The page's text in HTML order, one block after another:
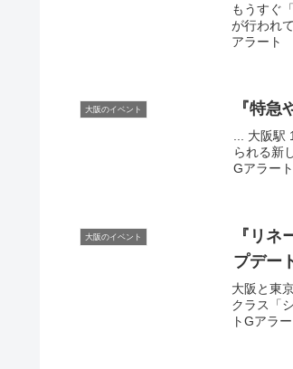
もうすぐ
が行われ
アラート
大阪のイベント 『特
... 大阪駅
られる新
Gアラート
大阪のイベント
『リ
プデー
大阪と東
クラス「
トGアラー